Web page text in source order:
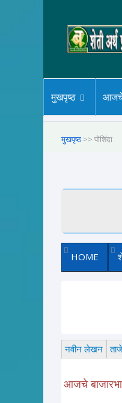
मुखपृष्ठ आजचे
मुखपृष्ठ >> पोशिंदा
HOME
नवीन लेखन
आजचे